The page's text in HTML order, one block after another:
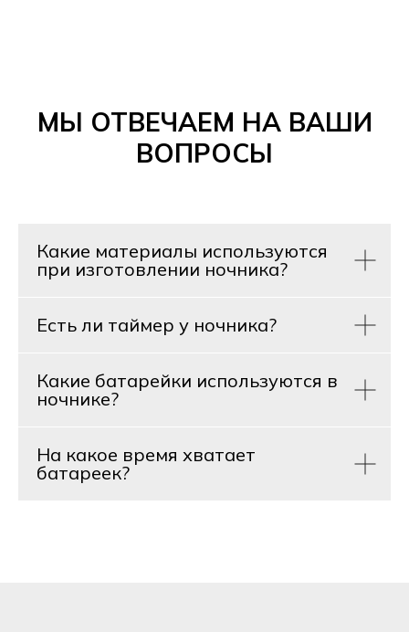
МЫ ОТВЕЧАЕМ НА ВАШИ
ВОПРОСЫ
Какие материалы используются
при изготовлении ночника?
Есть ли таймер у ночника?
Какие батарейки используются в
ночнике?
На какое время хватает
батареек?